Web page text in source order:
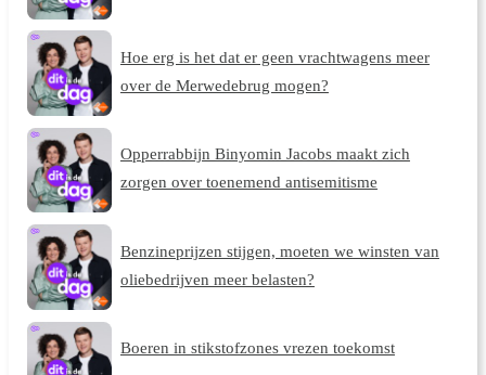
Hoe erg is het dat er geen vrachtwagens meer
over de Merwedebrug mogen?
Opperrabbijn Binyomin Jacobs maakt zich
zorgen over toenemend antisemitisme
Benzineprijzen stijgen, moeten we winsten van
oliebedrijven meer belasten?
Boeren in stikstofzones vrezen toekomst